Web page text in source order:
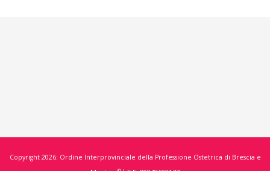
Copyright 2026: Ordine Interprovinciale della Professione Ostetrica di Brescia e